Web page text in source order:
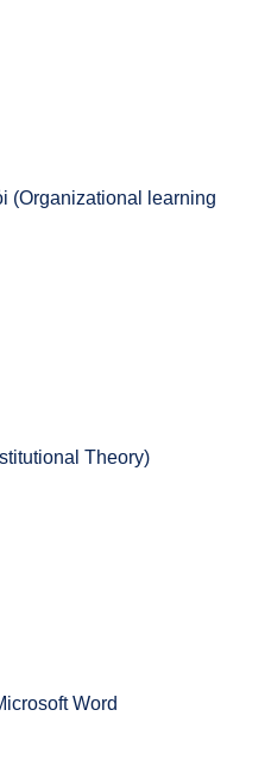
(Organizational learning
Theory)
Word